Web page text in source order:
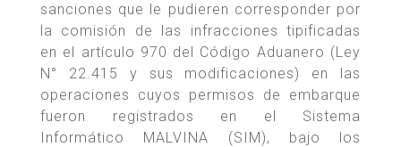
sanciones que le pudieren corresponder por
la comisión de las infracciones tipificadas
en el artículo 970 del Código Aduanero (Ley
N° 22.415 y sus modificaciones) en las
operaciones cuyos permisos de embarque
fueron registrados en el Sistema
Informático MALVINA (SIM), bajo los